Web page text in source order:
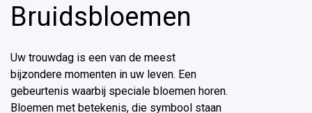
Bruidsbloemen
Uw trouwdag is een van de meest
bijzondere momenten in uw leven. Een
gebeurtenis waarbij speciale bloemen horen.
Bloemen met betekenis, die symbool staan